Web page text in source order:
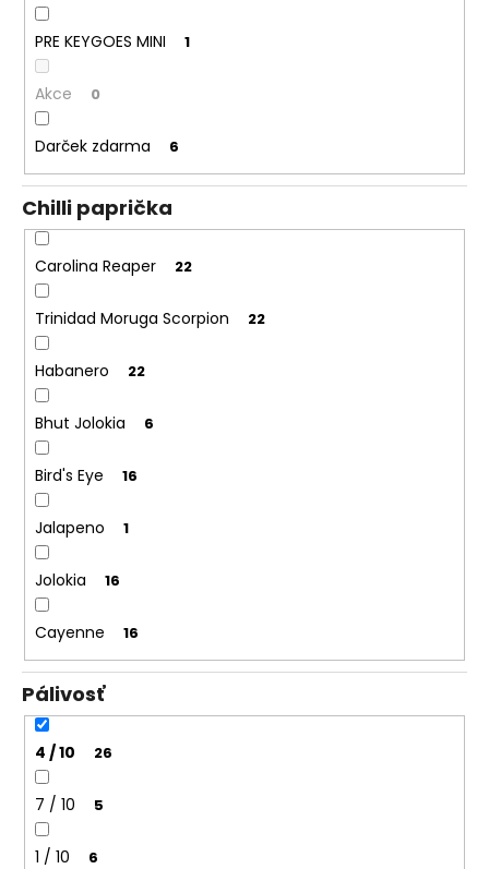
PRE KEYGOES MINI 1
Akce 0
Darček zdarma 6
Chilli paprička
Carolina Reaper 22
Trinidad Moruga Scorpion 22
Habanero 22
Bhut Jolokia 6
Bird's Eye 16
Jalapeno 1
Jolokia 16
Cayenne 16
Pálivosť
4 / 10 26
7 / 10 5
1 / 10 6